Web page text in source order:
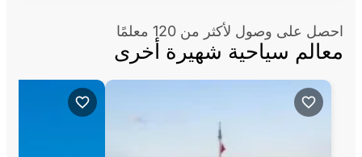
احصل على وصول لأكثر من 120 معلمًا
معالم سياحية شهيرة أخرى